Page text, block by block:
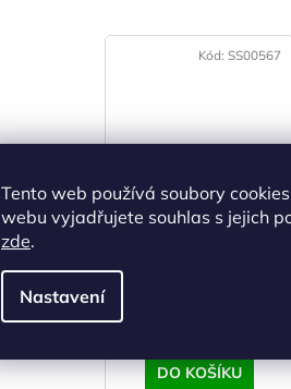
Tento web používá soubory
webu vyjadřujete souhlas s jejich
zde.
Nastavení
HIGHLANDER
Condor Nářadí
DO KOŠÍKU
Kód:SS00567